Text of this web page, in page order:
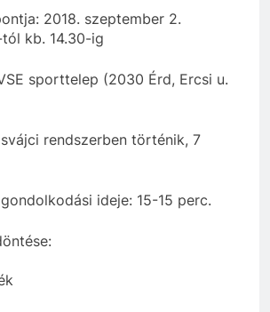
2018. szeptember 2.
kb. 14.30-ig
sporttelep (2030 Érd, Ercsi u.
rendszerben történik, 7
ideje: 15-15 perc.